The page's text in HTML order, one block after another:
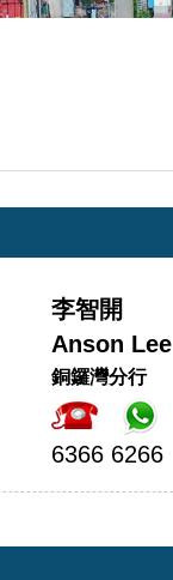
李智開
Anson Lee
銅鑼灣分行
6366 6266